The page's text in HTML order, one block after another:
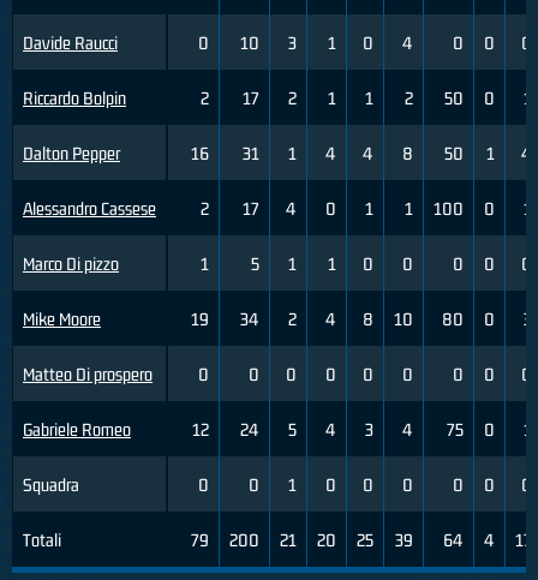
Davide Raucci
Riccardo Bolpin
Dalton Pepper
Alessandro Cassese
Marco Di pizzo
Mike Moore
Matteo Di prospero
Gabriele Romeo
Squadra
Totali
0 10 3 1 0 4 0 0 0
2 17 2 1 1 2 50 0 1
16 31 1 4 4 8 50 1 4
2 17 4 0 1 1 100 0 1
1 5 1 1 0 0 0 0 0
19 34 2 4 8 10 80 0 3
0 0 0 0 0 0 0 0 0
12 24 5 4 3 4 75 0 1
0 0 1 0 0 0 0 0 0
79 200 21 20 25 39 64 4 17